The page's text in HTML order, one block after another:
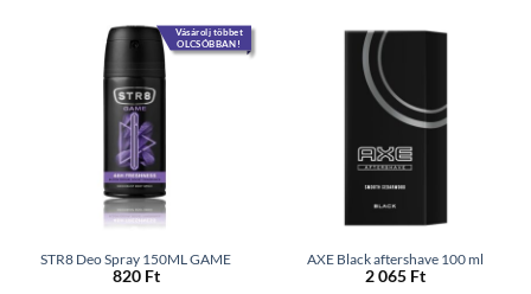
Vásárolj többet
OLCSÓBBAN!
STR8 Deo Spray 150ML GAME
820 Ft
AXE Black aftershave 100 ml
2 065 Ft